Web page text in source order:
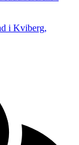
i Kviberg,